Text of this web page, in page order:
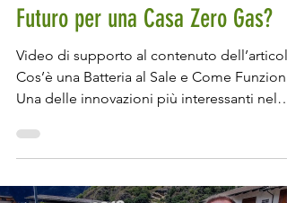
Batterie al Sale: Energia del
Futuro per una Casa Zero Gas?
Video di supporto al contenuto
Cos’è una Batteria al Sale e Come
batteria al sale . A differenza delle batterie